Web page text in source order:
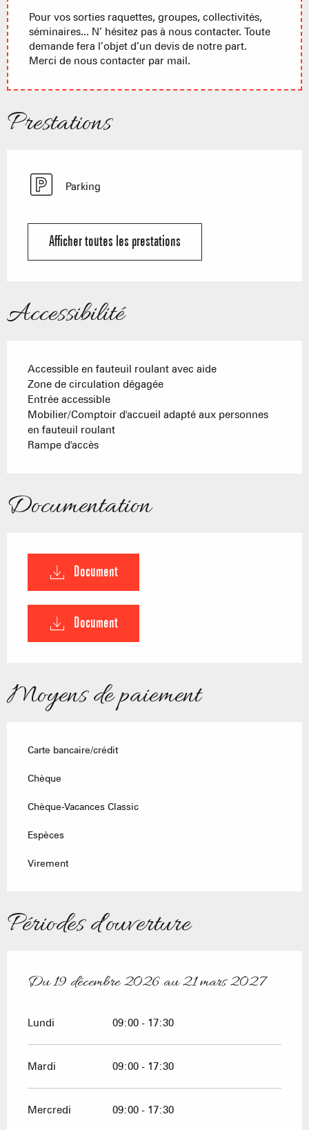
Pour vos sorties raquettes, groupes, collectivités,
séminaires... N’ hésitez pas à nous contacter. Toute
demande fera l’objet d’un devis de notre part.
Merci de nous contacter par mail.
Prestations
Parking
Afficher toutes les prestations
Accessibilité
Accessible en fauteuil roulant avec aide
Zone de circulation dégagée
Entrée accessible
Mobilier/Comptoir d'accueil adapté aux personnes
en fauteuil roulant
Rampe d'accès
Documentation
Document
Document
Moyens de paiement
Carte bancaire/crédit
Chèque
Chèque-Vacances Classic
Espèces
Virement
Périodes d'ouverture
Du19 décembre 2026au21 mars 2027
Du19 décembre 2026 au21 mars 2027
Lundi 09:00 - 17:30
Mardi 09:00 - 17:30
Mercredi 09:00 - 17:30